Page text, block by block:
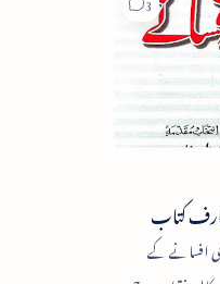
کتاب
افسانے کے